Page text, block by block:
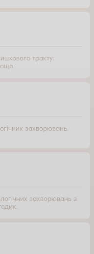
тракту:
захворювань.
захворювань з